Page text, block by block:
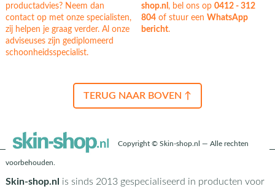
productadvies? Neem dan
contact op met onze specialisten,
zij helpen je graag verder. Al onze
adviseuses zijn gediplomeerd
schoonheidsspecialist.
shop.nl, bel ons op0412 - 312
804 of stuur eenWhatsApp
bericht.
TERUG NAAR BOVEN ↑
Copyright © Skin-shop.nl — Alle rechten
voorbehouden.
Skin-shop.nl is sinds 2013 gespecialiseerd in producten voor